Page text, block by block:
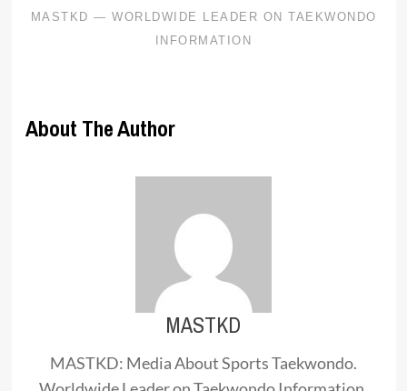
About The Author
MASTKD
MASTKD: Media About Sports Taekwondo.